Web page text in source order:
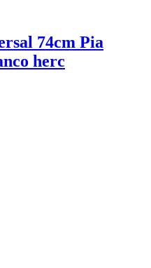
74cm Pia
herc